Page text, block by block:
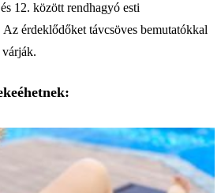
12. között rendhagyó esti
érdeklődőket távcsöves bemutatókkal
várják.